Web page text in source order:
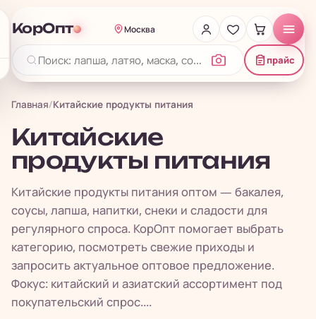
КорОпт Москва
прайс
Главная/Китайские продукты питания
Китайские
продукты питания
Китайские продукты питания оптом — бакалея,
соусы, лапша, напитки, снеки и сладости для
регулярного спроса. КорОпт помогает выбрать
категорию, посмотреть свежие приходы и
запросить актуальное оптовое предложение.
Фокус: китайский и азиатский ассортимент под
покупательский спрос....